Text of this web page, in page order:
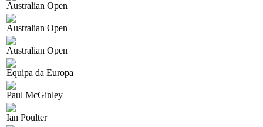
Australian Open
Australian Open
Australian Open
Equipa da Europa
Paul McGinley
Ian Poulter